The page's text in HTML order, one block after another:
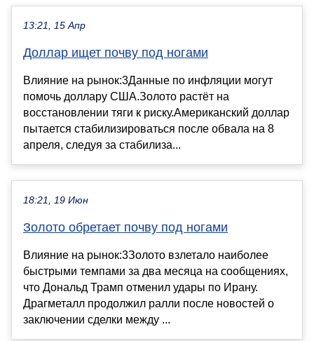
13:21, 15 Апр
Доллар ищет почву под ногами
Влияние на рынок:3Данные по инфляции могут
помочь доллару США.Золото растёт на
восстановлении тяги к риску.Американский доллар
пытается стабилизироваться после обвала на 8
апреля, следуя за стабилиза...
18:21, 19 Июн
Золото обретает почву под ногами
Влияние на рынок:3Золото взлетало наиболее
быстрыми темпами за два месяца на сообщениях,
что Дональд Трамп отменил удары по Ирану.
Драгметалл продолжил ралли после новостей о
заключении сделки между ...